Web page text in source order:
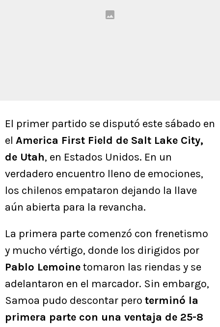
El primer partido se disputó este sábado en
el America First Field de Salt Lake City,
de Utah, en Estados Unidos. En un
verdadero encuentro lleno de emociones,
los chilenos empataron dejando la llave
aún abierta para la revancha.
La primera parte comenzó con frenetismo
y mucho vértigo, donde los dirigidos por
Pablo Lemoinetomaron las riendas y se
adelantaron en el marcador. Sin embargo,
Samoa pudo descontar pero terminó la
primera parte con una ventaja de 25-8